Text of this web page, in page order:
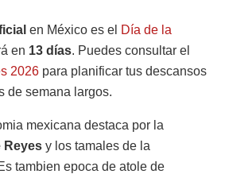
en México es el Día de la
en 13 días. Puedes consultar el
2026 para planificar tus descansos
de semana largos.
mexicana destaca por la
Reyes y los tamales de la
tambien epoca de atole de